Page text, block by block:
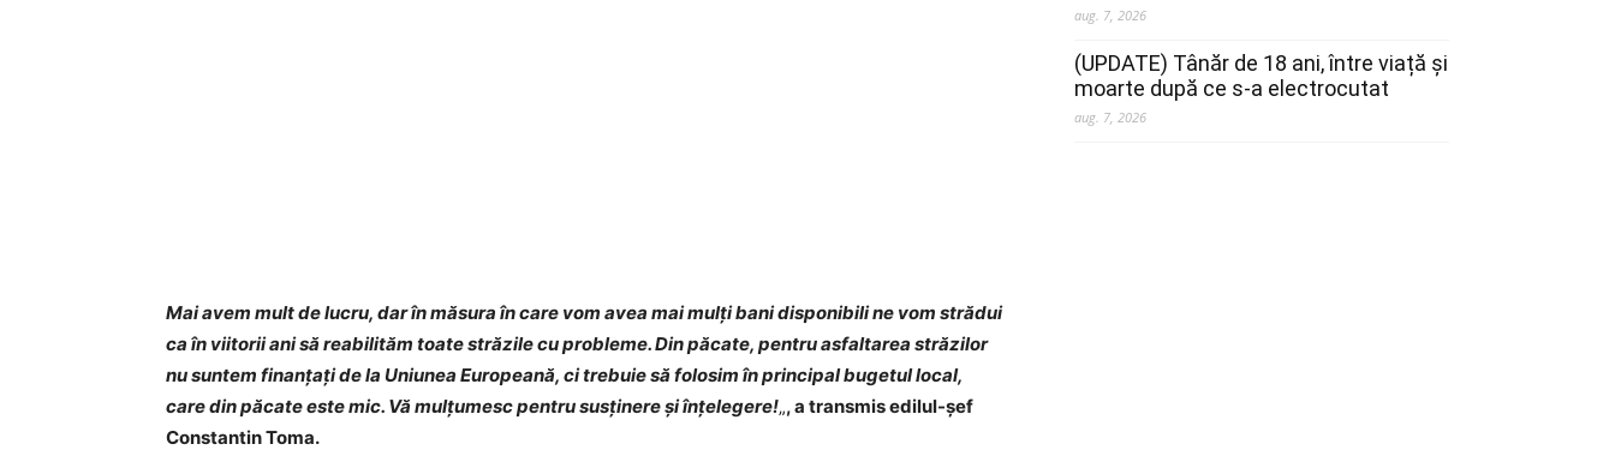
Mai avem mult de lucru, dar în măsura în care vom avea mai mulți bani disponibili ne vom strădui
ca în viitorii ani să reabilităm toate străzile cu probleme. Din păcate, pentru asfaltarea străzilor
nu suntem finanțați de la Uniunea Europeană, ci trebuie să folosim în principal bugetul local,
care din păcate este mic. Vă mulțumesc pentru susținere și înțelegere!„, a transmis edilul-șef
Constantin Toma.
aug. 7, 2026
(UPDATE) Tânăr de 18 ani, între viață și
moarte după ce s-a electrocutat
aug. 7, 2026